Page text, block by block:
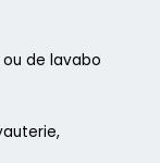
de lavabo